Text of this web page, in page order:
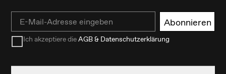
Email Abonnieren
Ich akzeptiere dieAGB & Datenschutzerklärung